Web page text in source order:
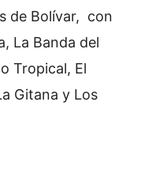
de Bolívar, con
La Banda del
Tropical, El
Gitana y Los